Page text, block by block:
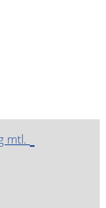
mtl.